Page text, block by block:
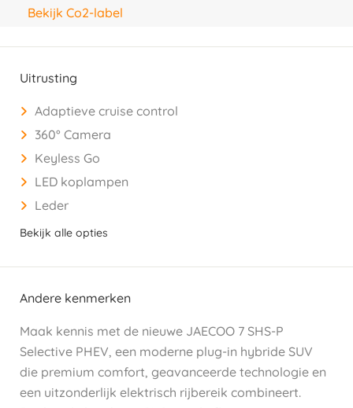
Bekijk Co2-label
Uitrusting
Adaptieve cruise control
360° Camera
Keyless Go
LED koplampen
Leder
Bekijk alle opties
Andere kenmerken
Maak kennis met de nieuwe JAECOO 7 SHS-P
Selective PHEV, een moderne plug-in hybride SUV
die premium comfort, geavanceerde technologie en
een uitzonderlijk elektrisch rijbereik combineert.